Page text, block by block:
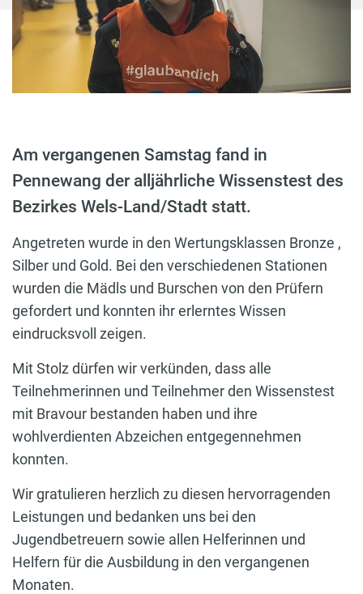
Am vergangenen Samstag fand in
Pennewang der alljährliche Wissenstest des
Bezirkes Wels-Land/Stadt statt.
Angetreten wurde in den Wertungsklassen Bronze ,
Silber und Gold. Bei den verschiedenen Stationen
wurden die Mädls und Burschen von den Prüfern
gefordert und konnten ihr erlerntes Wissen
eindrucksvoll zeigen.
Mit Stolz dürfen wir verkünden, dass alle
Teilnehmerinnen und Teilnehmer den Wissenstest
mit Bravour bestanden haben und ihre
wohlverdienten Abzeichen entgegennehmen
konnten.
Wir gratulieren herzlich zu diesen hervorragenden
Leistungen und bedanken uns bei den
Jugendbetreuern sowie allen Helferinnen und
Helfern für die Ausbildung in den vergangenen
Monaten.